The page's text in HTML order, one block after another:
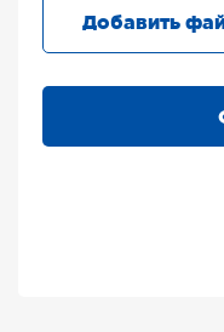
Добавить